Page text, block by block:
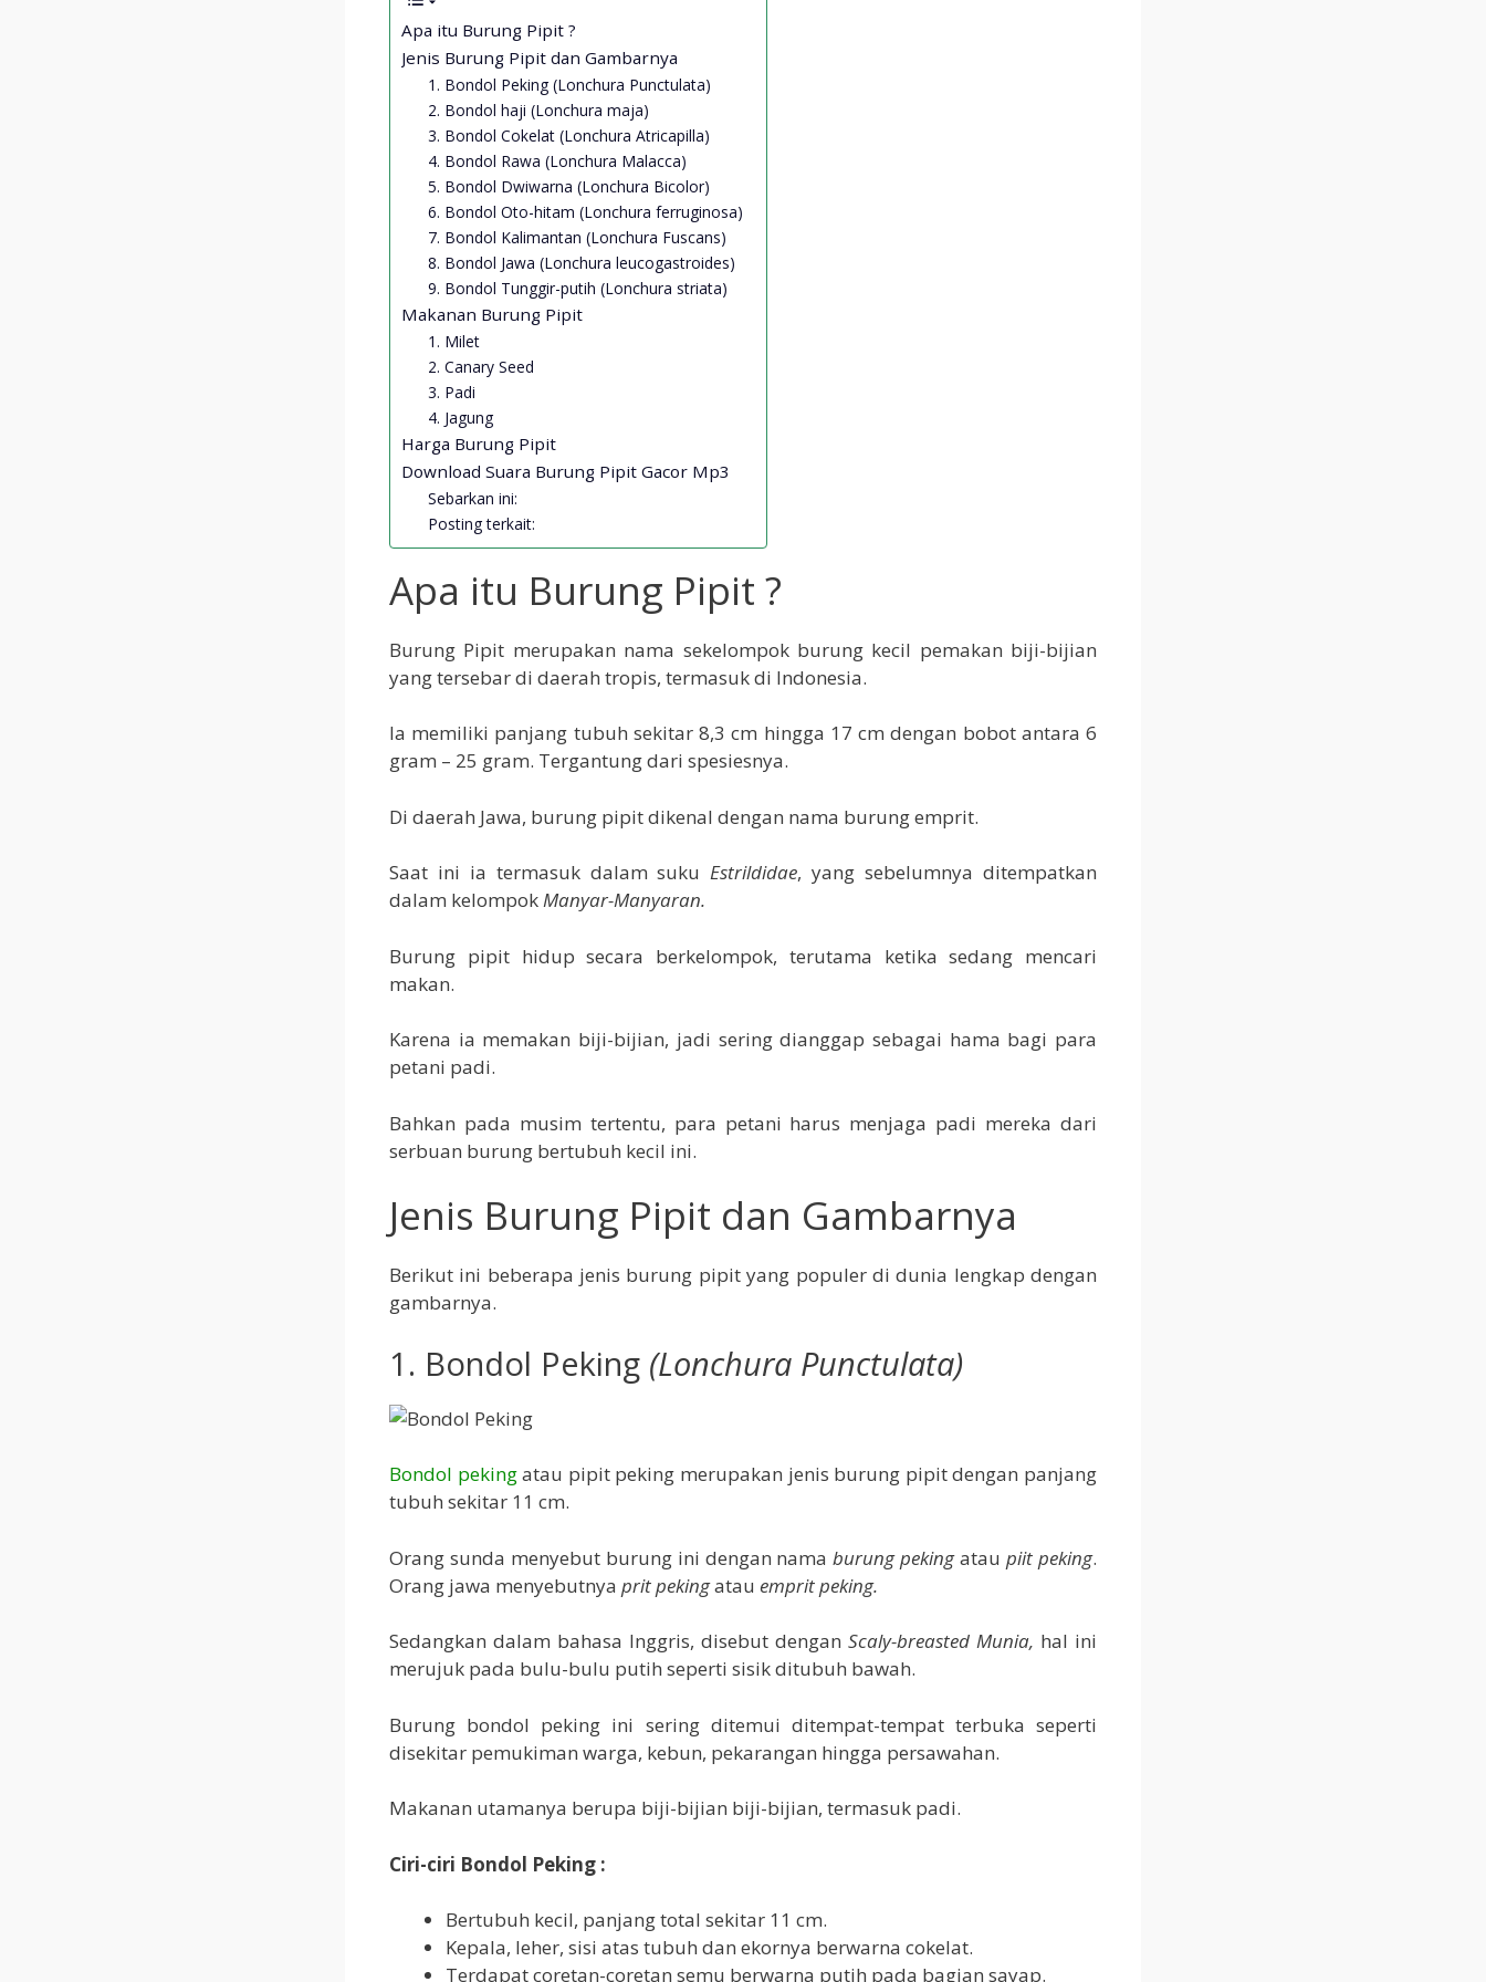
Apa itu Burung Pipit ?
Jenis Burung Pipit dan Gambarnya
1. Bondol Peking (Lonchura Punctulata)
2. Bondol haji (Lonchura maja)
3. Bondol Cokelat (Lonchura Atricapilla)
4. Bondol Rawa (Lonchura Malacca)
5. Bondol Dwiwarna (Lonchura Bicolor)
6. Bondol Oto-hitam (Lonchura ferruginosa)
7. Bondol Kalimantan (Lonchura Fuscans)
8. Bondol Jawa (Lonchura leucogastroides)
9. Bondol Tunggir-putih (Lonchura striata)
Makanan Burung Pipit
1. Milet
2. Canary Seed
3. Padi
4. Jagung
Harga Burung Pipit
Download Suara Burung Pipit Gacor Mp3
Sebarkan ini:
Posting terkait:
Apa itu Burung Pipit ?
Burung Pipit merupakan nama sekelompok burung kecil pemakan biji-bijian
yang tersebar di daerah tropis, termasuk di Indonesia.
Ia memiliki panjang tubuh sekitar 8,3 cm hingga 17 cm dengan bobot antara 6
gram – 25 gram. Tergantung dari spesiesnya.
Di daerah Jawa, burung pipit dikenal dengan nama burung emprit.
Saat ini ia termasuk dalam sukuEstrildidae, yang sebelumnya ditempatkan
dalam kelompokManyar-Manyaran.
Burung pipit hidup secara berkelompok, terutama ketika sedang mencari
makan.
Karena ia memakan biji-bijian, jadi sering dianggap sebagai hama bagi para
petani padi.
Bahkan pada musim tertentu, para petani harus menjaga padi mereka dari
serbuan burung bertubuh kecil ini.
Jenis Burung Pipit dan Gambarnya
Berikut ini beberapa jenis burung pipit yang populer di dunia lengkap dengan
gambarnya.
1. Bondol Peking (Lonchura Punctulata)
Bondol pekingatau pipit peking merupakan jenis burung pipit dengan panjang
tubuh sekitar 11 cm.
Orang sunda menyebut burung ini dengan namaburung pekingataupiit peking.
Orang jawa menyebutnya prit pekingatau emprit peking.
Sedangkan dalam bahasa Inggris, disebut dengan Scaly-breasted Munia, hal ini
merujuk pada bulu-bulu putih seperti sisik ditubuh bawah.
Burung bondol peking ini sering ditemui ditempat-tempat terbuka seperti
disekitar pemukiman warga, kebun, pekarangan hingga persawahan.
Makanan utamanya berupa biji-bijian biji-bijian, termasuk padi.
Ciri-ciri Bondol Peking :
Bertubuh kecil, panjang total sekitar 11 cm.
Kepala, leher, sisi atas tubuh dan ekornya berwarna cokelat.
Terdapat coretan-coretan semu berwarna putih pada bagian sayap.